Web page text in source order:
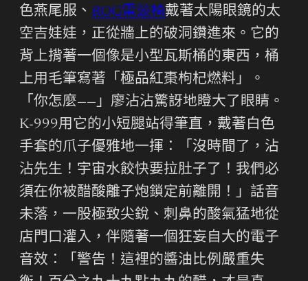
色燕尾服、 ROG電競椅戴著太陽眼鏡的太
空吉娃娃，正從牆上的破洞鑽進來。它的
背上揹著一個像是小型瓦斯桶的東西，桶
上用毛筆寫著「極品紅棗枸杞燃料」。
「你怎麼——」廖沾沾驚訝地瞪大了眼睛。
K-999用它的小短腿站得筆直，戴著白色
手套的爪子優雅地一揮：「沒時間了，沾
沾先生！宇宙水餃快要拉肚子了！我們必
須在你被醋酸離子炮鎖定前離開！」話音
未落，一股極致尖銳、刺鼻的酸氣猛地從
店門口灌入，伴隨著一個狂妄自大的電子
音效：「警告！這裡的醬油比例嚴重失